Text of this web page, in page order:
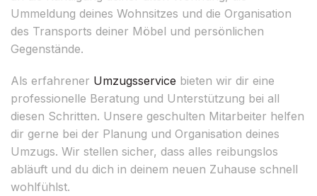
Ummeldung deines Wohnsitzes und die Organisation
des Transports deiner Möbel und persönlichen
Gegenstände.
Als erfahrener Umzugsservice bieten wir dir eine
professionelle Beratung und Unterstützung bei all
diesen Schritten. Unsere geschulten Mitarbeiter helfen
dir gerne bei der Planung und Organisation deines
Umzugs. Wir stellen sicher, dass alles reibungslos
abläuft und du dich in deinem neuen Zuhause schnell
wohlfühlst.